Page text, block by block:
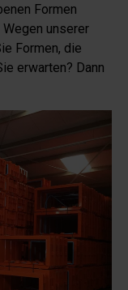
Formen
unserer
Formen, die
erwarten? Dann